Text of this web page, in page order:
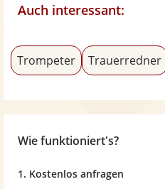
Auch interessant:
Trompeter Trauerredner
Wie funktioniert's?
1. Kostenlos anfragen